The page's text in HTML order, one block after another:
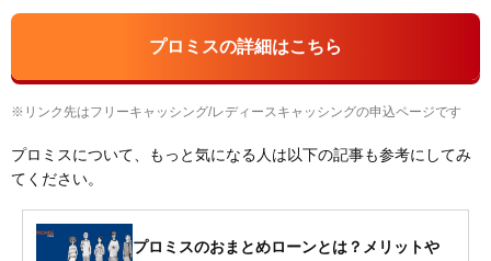
プロミスの詳細はこちら
※リンク先はフリーキャッシング/レディースキャッシングの申込ページです
プロミスについて、もっと気になる人は以下の記事も参考にしてみ
てください。
プロミスのおまとめローンとは？メリットや